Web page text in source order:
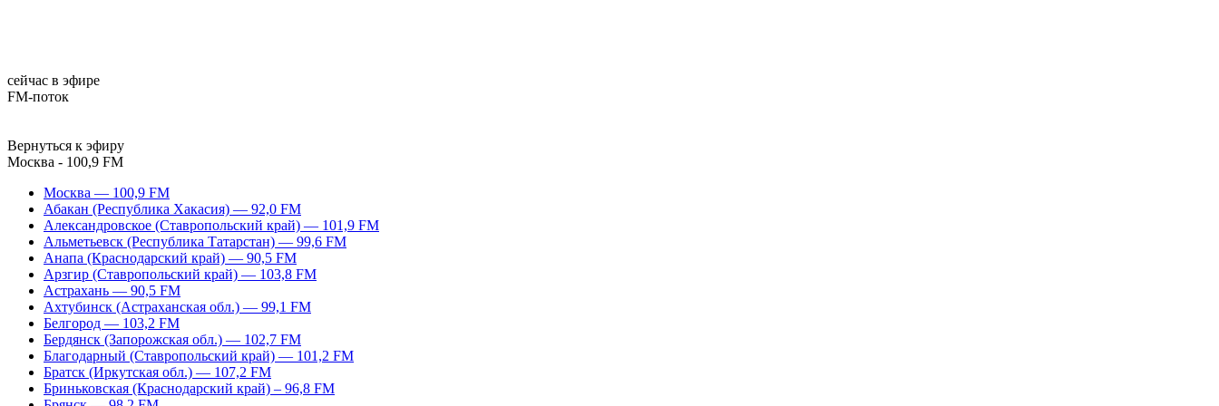
сейчас в эфире
FM-поток
Вернуться к эфиру
Москва - 100,9 FM
Москва — 100,9 FM
Абакан (Республика Хакасия) — 92,0 FM
Александровское (Ставропольский край) — 101,9 FM
Альметьевск (Республика Татарстан) — 99,6 FM
Анапа (Краснодарский край) — 90,5 FM
Арзгир (Ставропольский край) — 103,8 FM
Астрахань — 90,5 FM
Ахтубинск (Астраханская обл.) — 99,1 FM
Белгород — 103,2 FM
Бердянск (Запорожская обл.) — 102,7 FM
Благодарный (Ставропольский край) — 101,2 FM
Братск (Иркутская обл.) — 107,2 FM
Бриньковская (Краснодарский край) – 96,8 FM